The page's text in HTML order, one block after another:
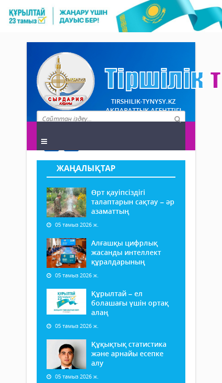
TIRSHILIK-TYNYSY.KZ
АҚПАРАТТЫҚ АГЕНТТІГІ
ЖАҢАЛЫҚТАР
Өрт қауіпсіздігі
талаптарын сақтау – әр
азаматтың
05 тамыз 2026 ж.
Алғашқы цифрлық
жасанды интеллект
құралдарының
05 тамыз 2026 ж.
Құрылтай – ел
болашағы үшін ортақ
алаң
05 тамыз 2026 ж.
Құқықтық статистика
және арнайы есепке
алу
05 тамыз 2026 ж.